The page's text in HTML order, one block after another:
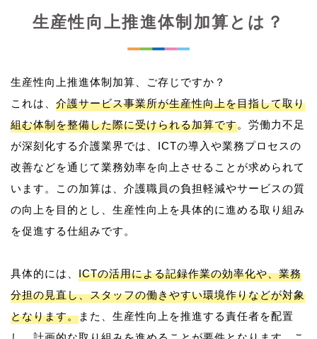
生産性向上推進体制加算とは？
生産性向上推進体制加算、ご存じですか？
これは、 介護サービス事業所が生産性向上を目指して取り
組む体制を整備した際に受けられる加算です。労働力不足
が深刻化する介護業界では、ICTの導入や業務プロセスの
改善などを通じて業務効率を向上させることが求められて
います。この加算は、介護職員の負担軽減やサービスの質
の向上を目的とし、生産性向上を具体的に進める取り組み
を促進する仕組みです。
具体的には、 ICTの活用による記録作業の効率化や、業務
分担の見直し、スタッフの働きやすい環境作りなどが対象
となります。また、生産性向上を推進する責任者を配置